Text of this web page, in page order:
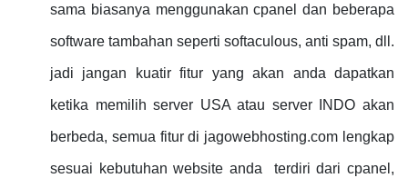
sama biasanya menggunakan cpanel dan beberapa
software tambahan seperti softaculous, anti spam, dll.
jadi jangan kuatir fitur yang akan anda dapatkan
ketika memilih server USA atau server INDO akan
berbeda, semua fitur di jagowebhosting.com lengkap
sesuai kebutuhan website anda terdiri dari cpanel,